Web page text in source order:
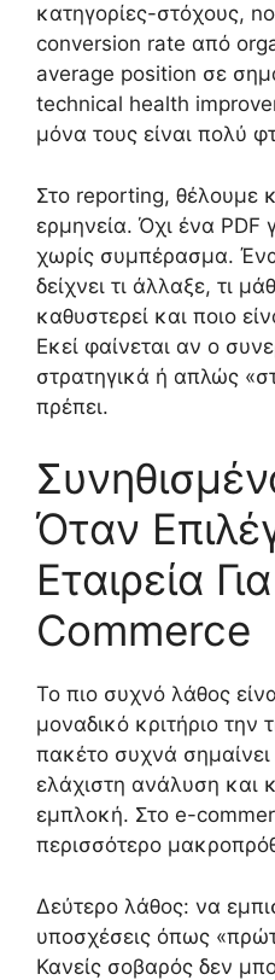
κατηγορίες-στόχους,
conversion rate από
average position σε
technical health
μόνα τους είναι πολύ
Στο reporting, θέλουμε
ερμηνεία. Όχι ένα PDF
χωρίς συμπέρασμα.
δείχνει τι άλλαξε, τι
καθυστερεί και ποιο
Εκεί φαίνεται αν ο
στρατηγικά ή απλώς
πρέπει.
Όταν
Εταιρεία
Commerce
Το πιο συχνό λάθος
μοναδικό κριτήριο την
πακέτο συχνά σημαίνει
ελάχιστη ανάλυση και
εμπλοκή. Στο e-
περισσότερο
Δεύτερο λάθος: να
υποσχέσεις όπως
Κανείς σοβαρός δεν